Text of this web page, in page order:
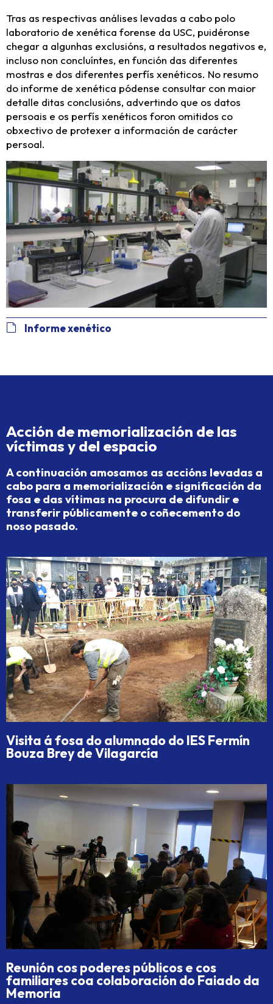
Tras as respectivas análises levadas a cabo polo
laboratorio de xenética forense da USC, puidéronse
chegar a algunhas exclusións, a resultados negativos e,
incluso non concluíntes, en función das diferentes
mostras e dos diferentes perfís xenéticos. No resumo
do informe de xenética pódense consultar con maior
detalle ditas conclusións, advertindo que os datos
persoais e os perfís xenéticos foron omitidos co
obxectivo de protexer a información de carácter
persoal.
Informe xenético
Acción de memorialización de las
víctimas y del espacio
A continuación amosamos as accións levadas a
cabo para a memorialización e significación da
fosa e das vítimas na procura de difundir e
transferir públicamente o coñecemento do
noso pasado.
Visita á fosa do alumnado do IES Fermín
Bouza Brey de Vilagarcía
Reunión cos poderes públicos e cos
familiares coa colaboración do Faiado da
Memoria